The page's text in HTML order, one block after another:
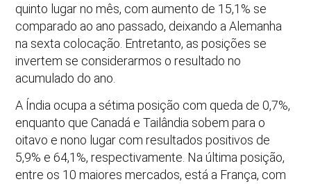
quinto lugar no mês, com aumento de 15,1% se
comparado ao ano passado, deixando a Alemanha
na sexta colocação. Entretanto, as posições se
invertem se considerarmos o resultado no
acumulado do ano.
A Índia ocupa a sétima posição com queda de 0,7%,
enquanto que Canadá e Tailândia sobem para o
oitavo e nono lugar com resultados positivos de
5,9% e 64,1%, respectivamente. Na última posição,
entre os 10 maiores mercados, está a França, com